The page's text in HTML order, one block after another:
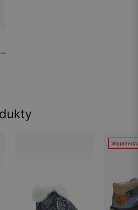
Pluszowy plecak dziecięcy 2w1 z maskotką lwa BARTEK 85850-42